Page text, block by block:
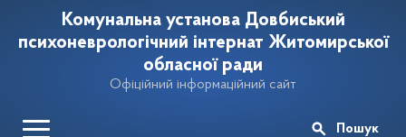
Комунальна установа Довбиський
психоневрологічний інтернат Житомирської
обласної ради
Офіційний інформаційний сайт
Пошук